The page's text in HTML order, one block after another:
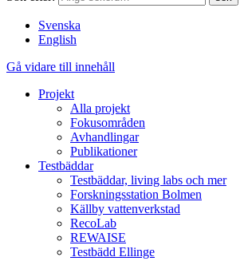
Svenska
English
Gå vidare till innehåll
Projekt
Alla projekt
Fokusområden
Avhandlingar
Publikationer
Testbäddar
Testbäddar, living labs och mer
Forskningsstation Bolmen
Källby vattenverkstad
RecoLab
REWAISE
Testbädd Ellinge